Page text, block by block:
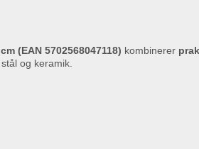
(EAN 5702568047118) kombinerer
og keramik.